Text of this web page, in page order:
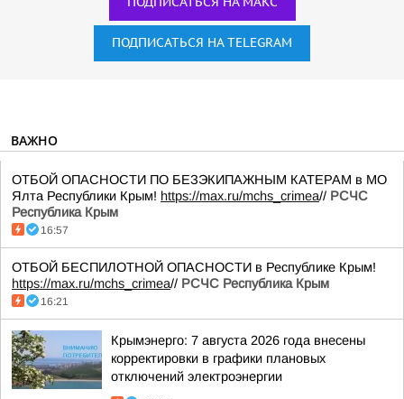
ПОДПИСАТЬСЯ НА TELEGRAM
ВАЖНО
ОТБОЙ ОПАСНОСТИ ПО БЕЗЭКИПАЖНЫМ КАТЕРАМ в МО
Ялта Республики Крым! https://max.ru/mchs_crimea// РСЧС
Республика Крым
16:57
ОТБОЙ БЕСПИЛОТНОЙ ОПАСНОСТИ в Республике Крым!
https://max.ru/mchs_crimea// РСЧС Республика Крым
16:21
Крымэнерго: 7 августа 2026 года внесены
корректировки в графики плановых
отключений электроэнергии